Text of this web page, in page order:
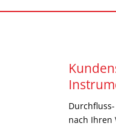
nach Ihren